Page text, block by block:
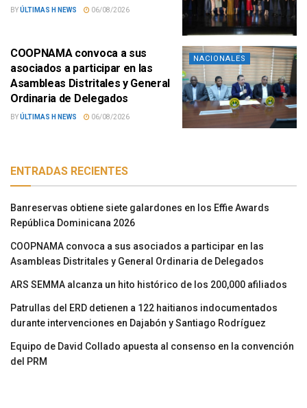
BYÚLTIMAS H NEWS 06/08/2026
NACIONALES
COOPNAMA convoca a sus
asociados a participar en las
Asambleas Distritales y General
Ordinaria de Delegados
BYÚLTIMAS H NEWS 06/08/2026
ENTRADAS RECIENTES
Banreservas obtiene siete galardones en los Effie Awards
República Dominicana 2026
COOPNAMA convoca a sus asociados a participar en las
Asambleas Distritales y General Ordinaria de Delegados
ARS SEMMA alcanza un hito histórico de los 200,000 afiliados
Patrullas del ERD detienen a 122 haitianos indocumentados
durante intervenciones en Dajabón y Santiago Rodríguez
Equipo de David Collado apuesta al consenso en la convención
del PRM